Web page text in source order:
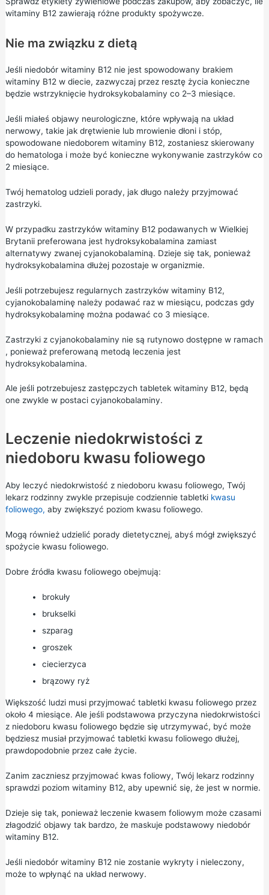
witaminy B12 zawierają różne produkty spożywcze.
Nie ma związku z dietą
Jeśli niedobór witaminy B12 nie jest spowodowany brakiem
witaminy B12 w diecie, zazwyczaj przez resztę życia konieczne
będzie wstrzyknięcie hydroksykobalaminy co 2–3 miesiące.
Jeśli miałeś objawy neurologiczne, które wpływają na układ
nerwowy, takie jak drętwienie lub mrowienie dłoni i stóp,
spowodowane niedoborem witaminy B12, zostaniesz skierowany
do hematologa i może być konieczne wykonywanie zastrzyków co
2 miesiące.
Twój hematolog udzieli porady, jak długo należy przyjmować
zastrzyki.
W przypadku zastrzyków witaminy B12 podawanych w Wielkiej
Brytanii preferowana jest hydroksykobalamina zamiast
alternatywy zwanej cyjanokobalaminą. Dzieje się tak, ponieważ
hydroksykobalamina dłużej pozostaje w organizmie.
Jeśli potrzebujesz regularnych zastrzyków witaminy B12,
cyjanokobalaminę należy podawać raz w miesiącu, podczas gdy
hydroksykobalaminę można podawać co 3 miesiące.
Zastrzyki z cyjanokobalaminy nie są rutynowo dostępne w ramach
, ponieważ preferowaną metodą leczenia jest
hydroksykobalamina.
Ale jeśli potrzebujesz zastępczych tabletek witaminy B12, będą
one zwykle w postaci cyjanokobalaminy.
Leczenie niedokrwistości z
niedoboru kwasu foliowego
Aby leczyć niedokrwistość z niedoboru kwasu foliowego, Twój
lekarz rodzinny zwykle przepisuje codziennie tabletki kwasu
foliowego, aby zwiększyć poziom kwasu foliowego.
Mogą również udzielić porady dietetycznej, abyś mógł zwiększyć
spożycie kwasu foliowego.
Dobre źródła kwasu foliowego obejmują:
brokuły
brukselki
szparag
groszek
ciecierzyca
brązowy ryż
Większość ludzi musi przyjmować tabletki kwasu foliowego przez
około 4 miesiące. Ale jeśli podstawowa przyczyna niedokrwistości
z niedoboru kwasu foliowego będzie się utrzymywać, być może
będziesz musiał przyjmować tabletki kwasu foliowego dłużej,
prawdopodobnie przez całe życie.
Zanim zaczniesz przyjmować kwas foliowy, Twój lekarz rodzinny
sprawdzi poziom witaminy B12, aby upewnić się, że jest w normie.
Dzieje się tak, ponieważ leczenie kwasem foliowym może czasami
złagodzić objawy tak bardzo, że maskuje podstawowy niedobór
witaminy B12.
Jeśli niedobór witaminy B12 nie zostanie wykryty i nieleczony,
może to wpłynąć na układ nerwowy.